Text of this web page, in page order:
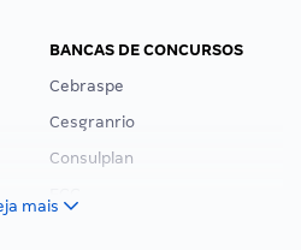
BANCAS DE CONCURSOS
Cebraspe
Cesgranrio
Consulplan
mais